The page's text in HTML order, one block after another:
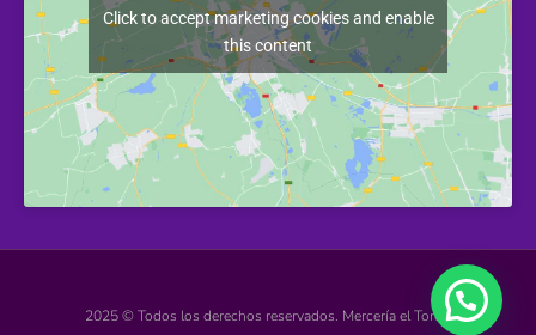
Click to accept marketing cookies and enable
this content
2025 © Todos los derechos reservados. Mercería el Torcal